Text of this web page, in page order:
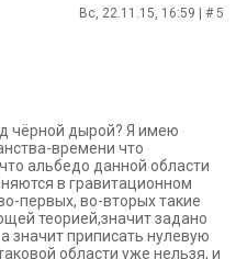
Вс, 22.11.15, 16:59 | #5
чёрной дырой? Я имею
времени что
альбедо данной области
в гравитационном
первых, во-вторых такие
теорией,значит задано
значит приписать нулевую
области уже нельзя, и